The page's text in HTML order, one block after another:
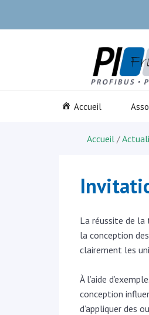
Accueil
Accueil /
La réussite de la
la conception des
clairement les
À l’aide
conception
d’appliquer des